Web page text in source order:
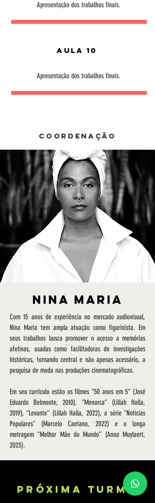
Apresentação dos trabalhos finais.
Aula 10
Apresentação dos trabalhos finais.
Coordenação
Nina Maria
Com 15 anos de experiência no mercado audiovisual,
Nina Maria tem ampla atuação como figurinista. Em
seus trabalhos busca promover o acesso a memórias
afetivas, usadas como facilitadoras de investigações
históricas, tornando central e não apenas acessório, a
pesquisa de moda nas produções cinematográficas.
Em seu currículo estão os filmes “50 anos em 5” (José
Eduardo Belmonte, 2010), “Menarca” (Lillah Halla,
2019), “Levante” (Lillah Halla, 2022), a série “Notícias
Populares” (Marcelo Caetano, 2022) e o longa
metragem “Melhor Mãe do Mundo” (Anna Muylaert,
2023).
Próxima tURMA